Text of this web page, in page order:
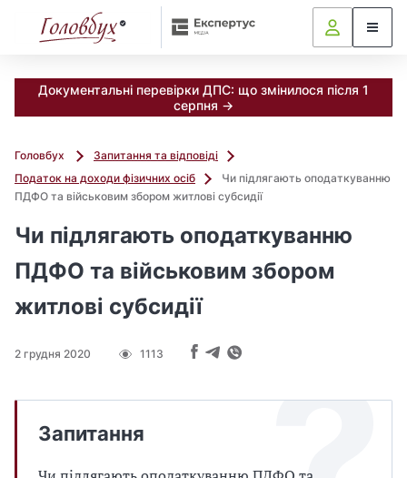
Документальні перевірки ДПС: що змінилося після 1
серпня →
Головбух
Запитання та відповіді
Податок на доходи фізичних осіб
Чи підлягають оподаткуванню
ПДФО та військовим збором житлові субсидії
Чи підлягають оподаткуванню
ПДФО та військовим збором
житлові субсидії
2 грудня 2020 1113
Запитання